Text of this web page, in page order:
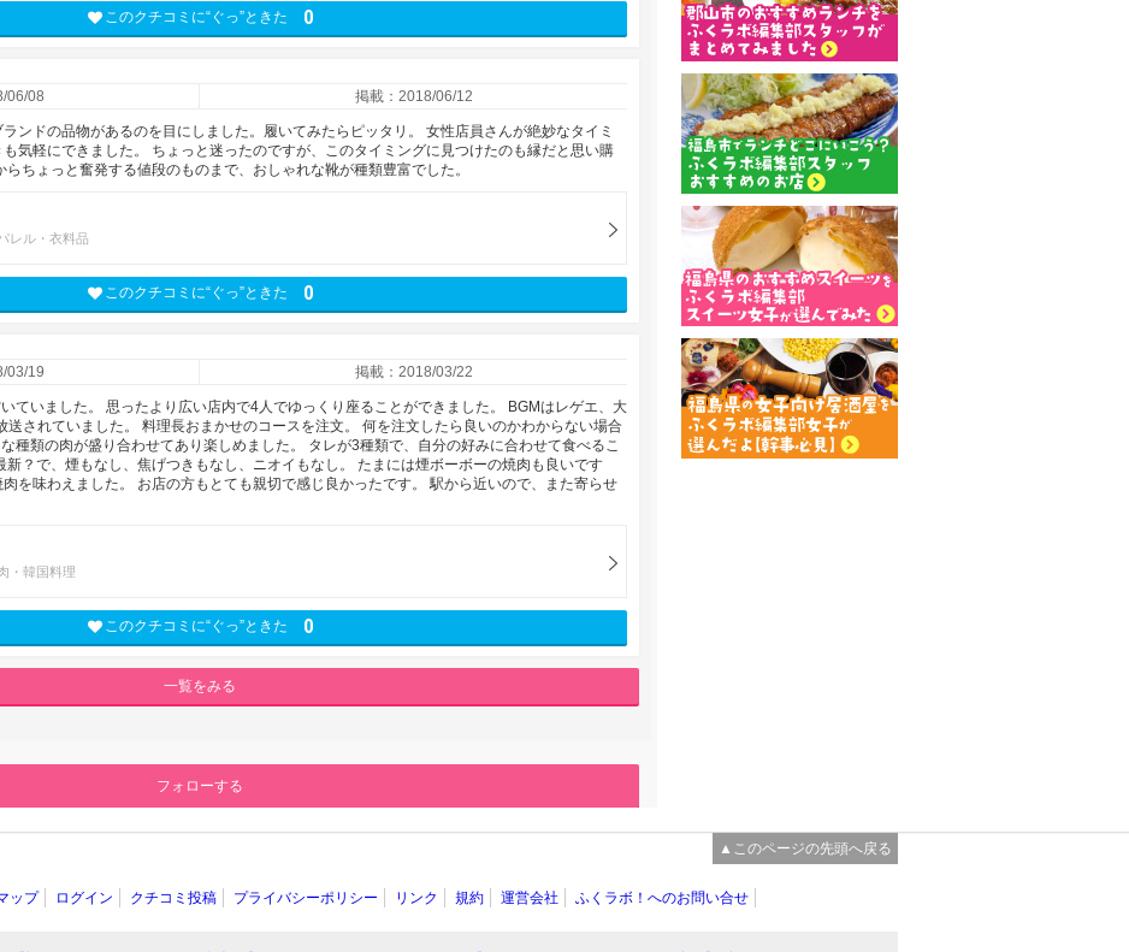
このクチコミに“ぐっ”ときた 0
06/08 掲載：2018/06/12
ンドの品物があるのを目にしました。履いてみたらピッタリ。 女性店員さんが絶妙なタイミ
気軽にできました。 ちょっと迷ったのですが、このタイミングに見つけたのも縁だと思い購
ちょっと奮発する値段のものまで、おしゃれな靴が種類豊富でした。
レル・衣料品
このクチコミに“ぐっ”ときた 0
03/19 掲載：2018/03/22
ていました。 思ったより広い店内で4人でゆっくり座ることができました。 BGMはレゲエ、大
されていました。 料理長おまかせのコースを注文。 何を注文したら良いのかわからない場合
種類の肉が盛り合わせてあり楽しめました。 タレが3種類で、自分の好みに合わせて食べるこ
新？で、煙もなし、焦げつきもなし、ニオイもなし。 たまには煙ボーボーの焼肉も良いです
を味わえました。 お店の方もとても親切で感じ良かったです。 駅から近いので、また寄らせ
・韓国料理
このクチコミに“ぐっ”ときた 0
一覧をみる
フォローする
▲このページの先頭へ戻る
ップ ログイン クチコミ投稿 プライバシーポリシー リンク 規約 運営会社 ふくラボ！へのお問い合せ